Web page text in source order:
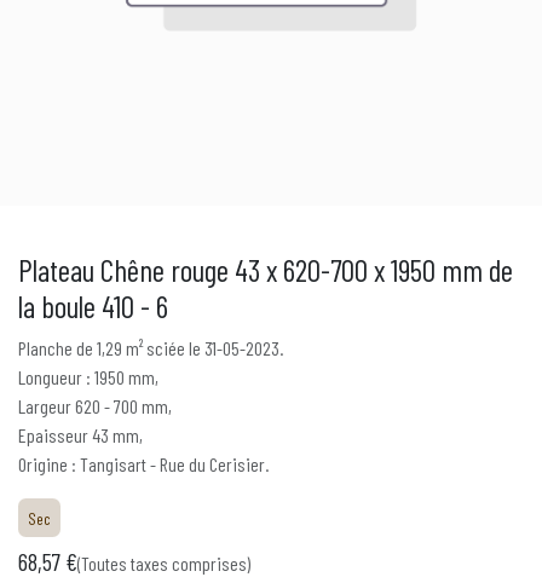
Plateau Chêne rouge 43 x 620-700 x 1950 mm de
la boule 410 - 6
Planche de 1,29 m² sciée le 31-05-2023.
Longueur : 1950 mm,
Largeur 620 - 700 mm,
Epaisseur 43 mm,
Origine : Tangisart - Rue du Cerisier.
Sec
68,57 €(Toutes taxes comprises)